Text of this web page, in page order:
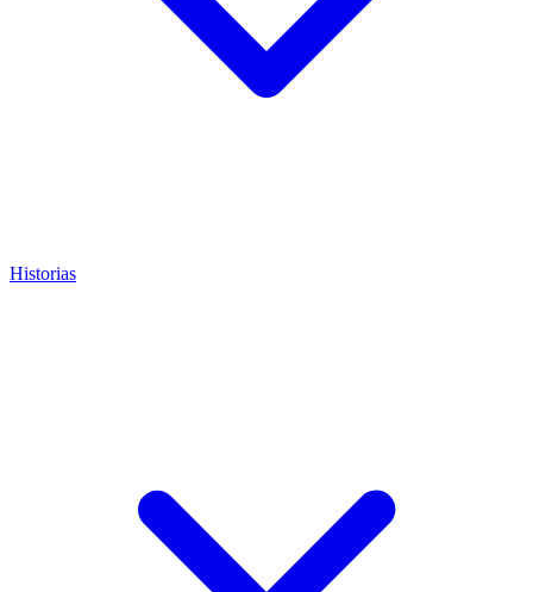
Historias